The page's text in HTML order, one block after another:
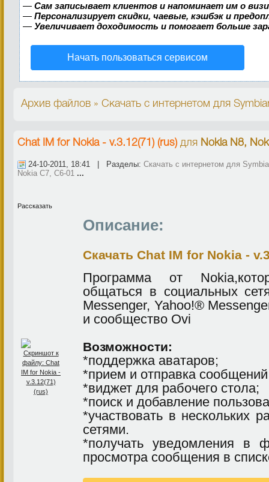
— Сам записывает клиентов и напоминает им о
— Персонализирует скидки, чаевые, кэшбэк и
— Увеличивает доходимость и помогает больше
Начать пользоваться сервисом
Архив файлов » Скачать с интернетом для
Chat IM for Nokia - v.3.12(71) (rus)для Nokia N8,
24-10-2011, 18:41 | Разделы: Скачать с интернетом для
Nokia C7, C6-01 ...
Рассказать
Описание:
Скачать Chat IM for Nokia -
Программа от
общаться в социальных
Messenger, Yahoo!®
и сообщество Ovi
Возможности:
*поддержка аватаров;
*прием и отправка
*виджет для рабочего стола;
*поиск и добавление
*участвовать в нескольких
сетями.
*получать уведомления в
просмотра сообщения в